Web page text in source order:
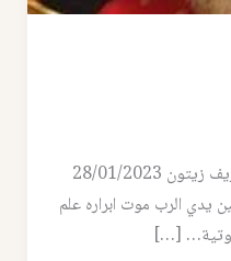
الارشمندريت الكسي مفرج د.جوزيف زيتون 28/01/2023
يدي الرب موت ابراره علم
[…]